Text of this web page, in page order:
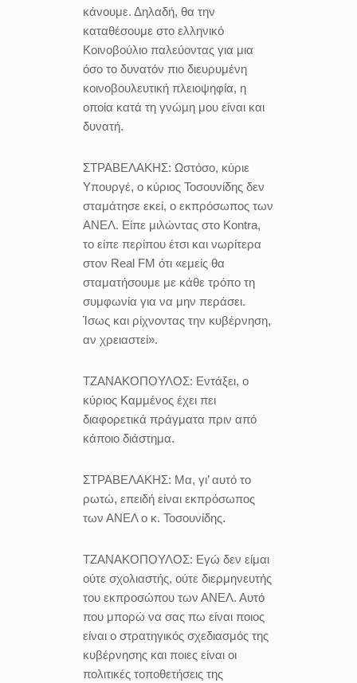
κάνουμε. Δηλαδή, θα την
καταθέσουμε στο ελληνικό
Κοινοβούλιο παλεύοντας για μια
όσο το δυνατόν πιο διευρυμένη
κοινοβουλευτική πλειοψηφία, η
οποία κατά τη γνώμη μου είναι και
δυνατή.
ΣΤΡΑΒΕΛΑΚΗΣ: Ωστόσο, κύριε
Υπουργέ, ο κύριος Τοσουνίδης δεν
σταμάτησε εκεί, ο εκπρόσωπος των
ΑΝΕΛ. Είπε μιλώντας στο Kontra,
το είπε περίπου έτσι και νωρίτερα
στον Real FM ότι «εμείς θα
σταματήσουμε με κάθε τρόπο τη
συμφωνία για να μην περάσει.
Ίσως και ρίχνοντας την κυβέρνηση,
αν χρειαστεί».
ΤΖΑΝΑΚΟΠΟΥΛΟΣ: Εντάξει, ο
κύριος Καμμένος έχει πει
διαφορετικά πράγματα πριν από
κάποιο διάστημα.
ΣΤΡΑΒΕΛΑΚΗΣ: Μα, γι’ αυτό το
ρωτώ, επειδή είναι εκπρόσωπος
των ΑΝΕΛ ο κ. Τοσουνίδης.
ΤΖΑΝΑΚΟΠΟΥΛΟΣ: Εγώ δεν είμαι
ούτε σχολιαστής, ούτε διερμηνευτής
του εκπροσώπου των ΑΝΕΛ. Αυτό
που μπορώ να σας πω είναι ποιος
είναι ο στρατηγικός σχεδιασμός της
κυβέρνησης και ποιες είναι οι
πολιτικές τοποθετήσεις της